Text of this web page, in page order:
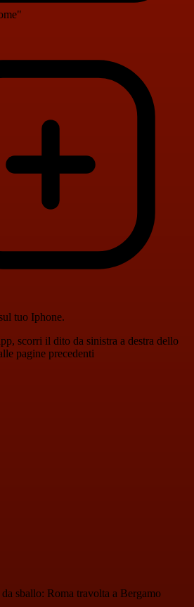
tuo Iphone.
scorri il dito da sinistra a destra dello
pagine precedenti
sballo: Roma travolta a Bergamo